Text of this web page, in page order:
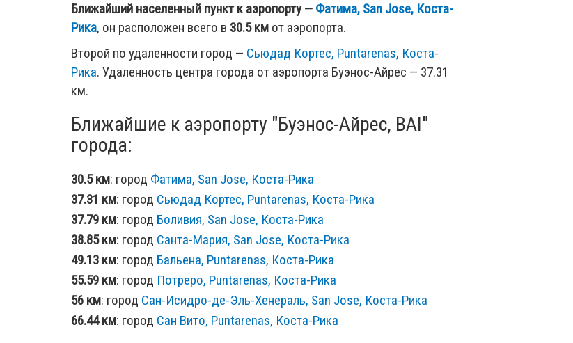
Ближайший населенный пункт к аэропорту — Фатима, San Jose, Коста-
Рика, он расположен всего в 30.5 км от аэропорта.
Второй по удаленности город — Сьюдад Кортес, Puntarenas, Коста-
Рика. Удаленность центра города от аэропорта Буэнос-Айрес — 37.31
км.
Ближайшие к аэропорту "Буэнос-Айрес, BAI"
города:
30.5 км: город Фатима, San Jose, Коста-Рика
37.31 км: город Сьюдад Кортес, Puntarenas, Коста-Рика
37.79 км: город Боливия, San Jose, Коста-Рика
38.85 км: город Санта-Мария, San Jose, Коста-Рика
49.13 км: город Бальена, Puntarenas, Коста-Рика
55.59 км: город Потреро, Puntarenas, Коста-Рика
56 км: город Сан-Исидро-де-Эль-Хенераль, San Jose, Коста-Рика
66.44 км: город Сан Вито, Puntarenas, Коста-Рика